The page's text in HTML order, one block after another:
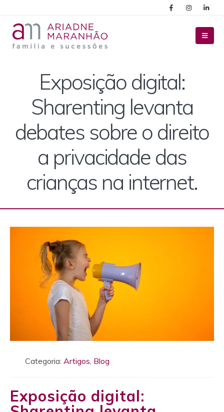
Exposição digital:
Sharenting levanta
debates sobre o direito
a privacidade das
crianças na internet.
Categoria: Artigos, Blog
Exposição digital: